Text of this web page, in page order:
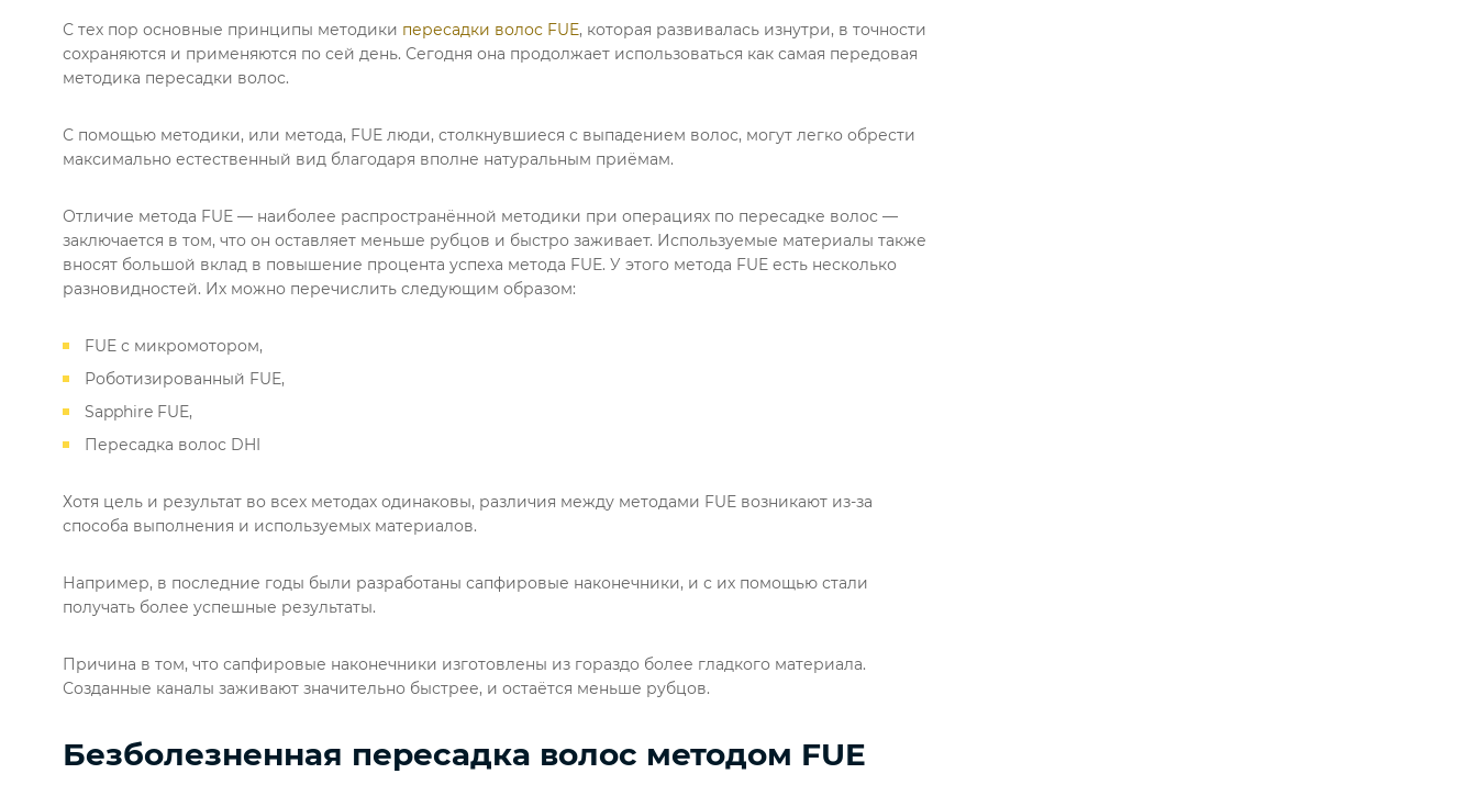
С тех пор основные принципы методики пересадки волос FUE, которая развивалась изнутри, в точности
сохраняются и применяются по сей день. Сегодня она продолжает использоваться как самая передовая
методика пересадки волос.
С помощью методики, или метода, FUE люди, столкнувшиеся с выпадением волос, могут легко обрести
максимально естественный вид благодаря вполне натуральным приёмам.
Отличие метода FUE — наиболее распространённой методики при операциях по пересадке волос —
заключается в том, что он оставляет меньше рубцов и быстро заживает. Используемые материалы также
вносят большой вклад в повышение процента успеха метода FUE. У этого метода FUE есть несколько
разновидностей. Их можно перечислить следующим образом:
FUE с микромотором,
Роботизированный FUE,
Sapphire FUE,
Пересадка волос DHI
Хотя цель и результат во всех методах одинаковы, различия между методами FUE возникают из-за
способа выполнения и используемых материалов.
Например, в последние годы были разработаны сапфировые наконечники, и с их помощью стали
получать более успешные результаты.
Причина в том, что сапфировые наконечники изготовлены из гораздо более гладкого материала.
Созданные каналы заживают значительно быстрее, и остаётся меньше рубцов.
Безболезненная пересадка волос методом FUE